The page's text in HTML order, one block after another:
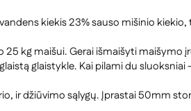
kiekis 23% sauso mišinio
kg maišui. Gerai išmaišyti
glaistykle. Kai pilami du
ir džiūvimo sąlygų. Įprastai 50mm